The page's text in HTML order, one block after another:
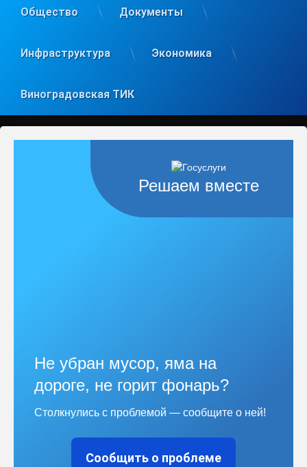
Общество Документы
Инфраструктура Экономика
Виноградовская ТИК
Решаем вместе
Не убран мусор, яма на
дороге, не горит фонарь?
Столкнулись с проблемой — сообщите о ней!
Сообщить о проблеме